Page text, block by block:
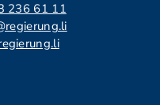
236 61 11